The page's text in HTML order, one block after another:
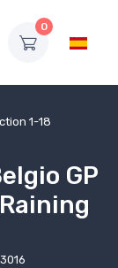
0
1-18
GP